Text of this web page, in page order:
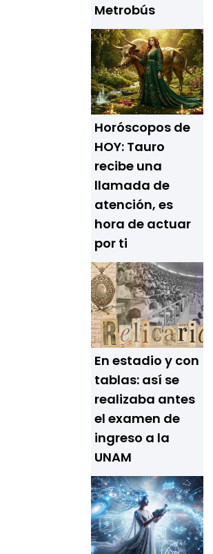
Metrobús
Horóscopos de
HOY: Tauro
recibe una
llamada de
atención, es
hora de actuar
por ti
En estadio y con
tablas: así se
realizaba antes
el examen de
ingreso a la
UNAM